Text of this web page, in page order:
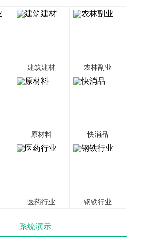
建筑建材 农林副业
原材料 快消品
医药行业 钢铁行业
系统演示